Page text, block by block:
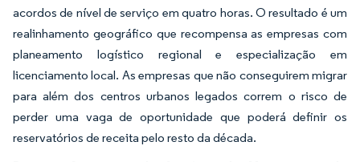
acordos de nível de serviço em quatro horas. O resultado é um
realinhamento geográfico que recompensa as empresas com
planeamento logístico regional e especialização em
licenciamento local. As empresas que não conseguirem migrar
para além dos centros urbanos legados correm o risco de
perder uma vaga de oportunidade que poderá definir os
reservatórios de receita pelo resto da década.